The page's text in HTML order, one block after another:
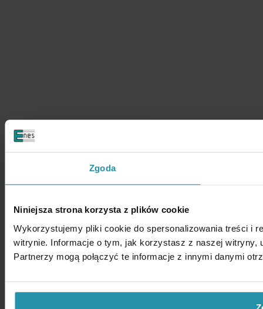
Zgoda
Niniejsza strona korzysta z plików cookie
Wykorzystujemy pliki cookie do spersonalizowania treści i
witrynie. Informacje o tym, jak korzystasz z naszej witryny,
Partnerzy mogą połączyć te informacje z innymi danymi